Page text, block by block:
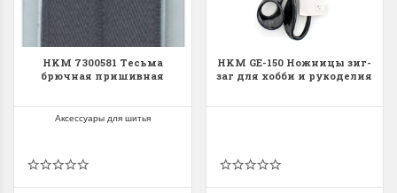
ПОДРОБНЕЕ
Анастасия Туманова
1 июня 2024 11:29
ПОДРОБНЕЕ
22 мая 2024 13:01
HKM 7300581 Тесьма
брючная пришивная
Аксессуары для шитья
HKM GE-150 Ножницы зиг-
заг для хобби и рукоделия